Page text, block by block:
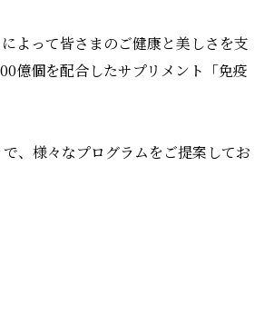
よって皆さまのご健康と美しさを支
億個を配合したサプリメント「免疫
、様々なプログラムをご提案してお